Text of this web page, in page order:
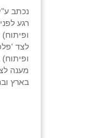
נכתב ע"י
רגע
לצד
מענה
בארץ